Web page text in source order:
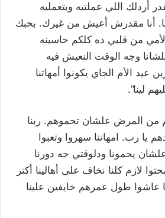
أردلك اللي عملتيه وبتعمليه
أنا مقدرش أعيش من غيرك. بحبك
لأمي من قلبي ده كلكم حاسينه
وجه الوقت النعيش فيه
عيد الأم الجاي يكونوا أمهاتنا
لينا”.
من المرض علشان تحموهم. ربنا
يا رب. امهاتنا سهروا وتعبوا
يحمونا ودلوقتي جه دورنا
لازم كلنا نخاف على أهالينا أكتر
طول عمرهم خايفين علينا